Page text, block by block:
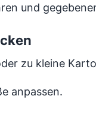
und
zu kleine
anpassen.